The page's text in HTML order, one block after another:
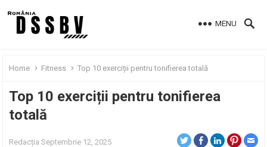
MENU
Home Fitness Top 10 exerciții pentru tonifierea totală
Top 10 exerciții pentru tonifierea
totală
Redacția Septembrie 12, 2025